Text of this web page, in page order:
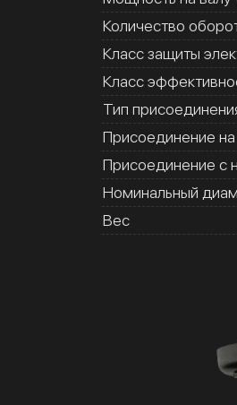
Количество
Класс защиты
Класс
Тип
Присоединение
Присоединение с
Номинальный
Вес